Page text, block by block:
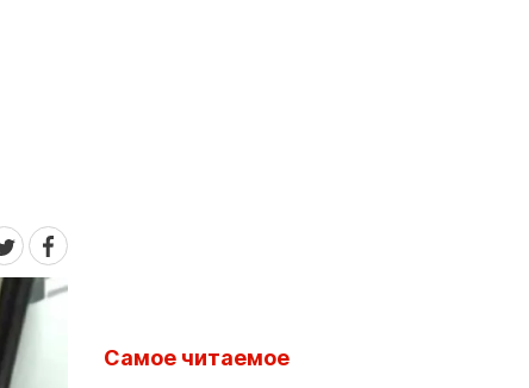
Самое читаемое